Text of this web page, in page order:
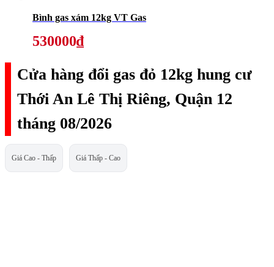
Bình gas xám 12kg VT Gas
530000₫
Cửa hàng đổi gas đỏ 12kg hung cư
Thới An Lê Thị Riêng, Quận 12
tháng 08/2026
Giá Cao - Thấp Giá Thấp - Cao